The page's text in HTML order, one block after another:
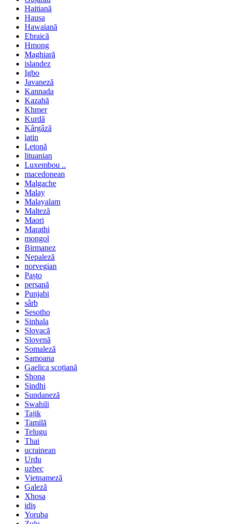
Haitiană
Hausa
Hawaiană
Ebraică
Hmong
Maghiară
islandez
Igbo
Javaneză
Kannada
Kazahă
Khmer
Kurdă
Kârgâză
latin
Letonă
lituanian
Luxembou ..
macedonean
Malgache
Malay
Malayalam
Malteză
Maori
Marathi
mongol
Birmanez
Nepaleză
norvegian
Pașto
persană
Punjabi
sârb
Sesotho
Sinhala
Slovacă
Slovenă
Somaleză
Samoana
Gaelica scoțiană
Shona
Sindhi
Sundaneză
Swahili
Tajik
Tamilă
Telugu
Thai
ucrainean
Urdu
uzbec
Vietnameză
Galeză
Xhosa
idiş
Yoruba